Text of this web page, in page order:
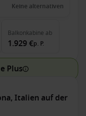
Keine alternativen
Balkonkabine ab
1.929 €p. P.
Plus
Italien auf der